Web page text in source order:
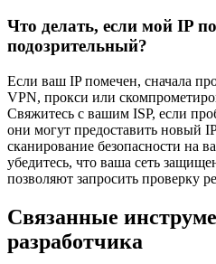
Что делать, если мой IP
подозрительный?
Если ваш IP помечен, сначала
VPN, прокси или
Свяжитесь с вашим ISP, если
они могут предоставить новый
сканирование безопасности на
убедитесь, что ваша сеть
позволяют запросить проверку
Связанные
разработчика